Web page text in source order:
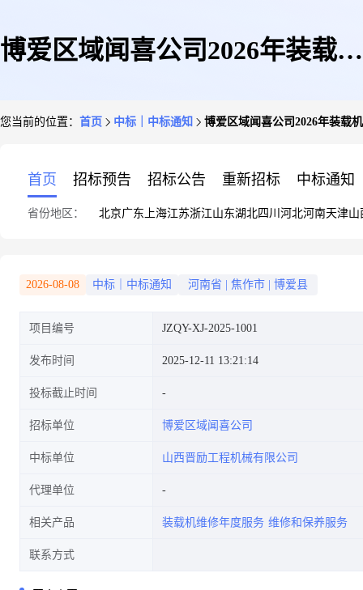
博爱区域闻喜公司2026年装载机
您当前的位置： 首页 中标｜中标通知 博爱区域闻喜公司2026年装载
首页 招标预告 招标公告 重新招标 中标通知
省份地区： 北京广东 上海江苏浙江山东湖北四川 河北河南天津山
2026-08-08 中标｜中标通知 河南省 焦作市 博爱县
项目编号 JZQY-XJ-2025-1001
发布时间 2025-12-11 13:21:14
投标截止时间
招标单位 博爱区域闻喜公司
中标单位 山西晋励工程机械有限公司
代理单位
相关产品 装载机维修年度服务 维修和保养服务
联系方式